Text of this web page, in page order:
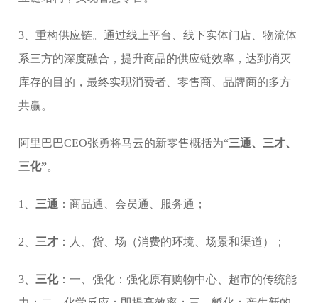
3、重构供应链。通过线上平台、线下实体门店、物流体
系三方的深度融合，提升商品的供应链效率，达到消灭
库存的目的，最终实现消费者、零售商、品牌商的多方
共赢。
阿里巴巴CEO张勇将马云的新零售概括为“三通、三才、
三化”。
1、 三通 ：商品通、会员通、服务通；
2、 三才 ：人、货、场（消费的环境、场景和渠道）；
3、 三化：一、强化：强化原有购物中心、超市的传统能